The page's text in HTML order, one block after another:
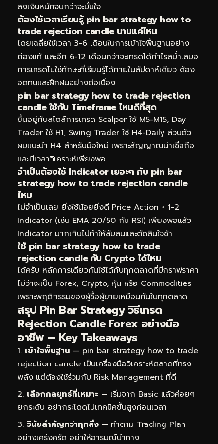
ลงเงินหนักจนกว่าจะมั่นใจ
ต้องใช้เวลาเรียนรู้ pin bar strategy how to
trade rejection candle นานแค่ไหน
โดยเฉลี่ยใช้เวลา 3-6 เดือนในการเข้าใจพื้นฐานอย่าง
ถ่องแท้ และอีก 6-12 เดือนกว่าจะเทรดได้กำไรสม่ำเสมอ
การเทรดไม่ใช่ทักษะที่เรียนรู้ได้ภายในสัปดาห์เดียว ต้อง
อดทนและฝึกฝนอย่างต่อเนื่อง
pin bar strategy how to trade rejection
candle ใช้กับ Timeframe ไหนดีที่สุด
ขึ้นอยู่กับสไตล์การเทรด Scalper ใช้ M5-M15, Day
Trader ใช้ H1, Swing Trader ใช้ H4-Daily ส่วนตัว
ผมแนะนำ H4 สำหรับมือใหม่ เพราะสัญญาณน่าเชื่อถือ
และมีเวลาวิเคราะห์เพียงพอ
จำเป็นต้องใช้ Indicator เยอะๆ กับ pin bar
strategy how to trade rejection candle
ไหม
ไม่จำเป็นเลย ยิ่งใช้น้อยยิ่งดี Price Action + 1-2
Indicator (เช่น EMA 20/50 กับ RSI) เพียงพอแล้ว
Indicator มากเกินไปทำให้สับสนและตัดสินใจช้า
ใช้ pin bar strategy how to trade
rejection candle กับ Crypto ได้ไหม
ได้ครับ หลักการเดียวกันใช้ได้กับทุกตลาดที่มีกราฟราคา
ไม่ว่าจะเป็น Forex, Crypto, หุ้น หรือ Commodities
เพราะพฤติกรรมของผู้ซื้อผู้ขายเหมือนกันในทุกตลาด
สรุป Pin Bar Strategy วิธีเทรด
Rejection Candle Forex อย่างมือ
อาชีพ — Key Takeaways
เข้าใจพื้นฐาน — pin bar strategy how to trade
rejection candle เป็นเครื่องมือวิเคราะห์ตลาดที่ทรง
พลัง แต่ต้องใช้ร่วมกับ Risk Management ที่ดี
เลือกกลยุทธ์ที่เหมาะ — เริ่มจาก Basic แล้วค่อยๆ
ยกระดับ อย่ากระโดดไปเทคนิคขั้นสูงก่อนเวลา
วินัยสำคัญกว่าทุกสิ่ง — ทำตาม Trading Plan
อย่างเคร่งครัด อย่าให้อารมณ์นำทาง